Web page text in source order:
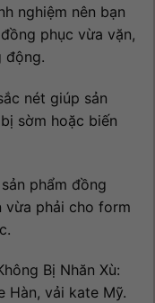
nghiệm nên bạn
phục vừa vặn,
động.
nét giúp sản
sờm hoặc biến
phẩm đồng
vừa phải cho form
Bị Nhăn Xù:
Hàn, vải kate Mỹ.